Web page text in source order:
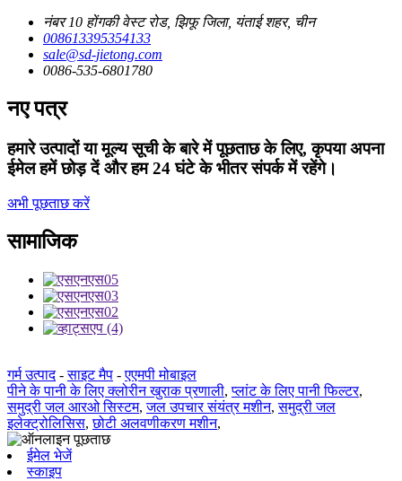
नंबर 10 होंगकी वेस्ट रोड, झिफू जिला, यंताई शहर, चीन
008613395354133
sale@sd-jietong.com
0086-535-6801780
नए पत्र
हमारे उत्पादों या मूल्य सूची के बारे में पूछताछ के लिए, कृपया अपना
ईमेल हमें छोड़ दें और हम 24 घंटे के भीतर संपर्क में रहेंगे।
अभी पूछताछ करें
सामाजिक
गर्म उत्पाद-साइट मैप -एएमपी मोबाइल
पीने के पानी के लिए क्लोरीन खुराक प्रणाली,प्लांट के लिए पानी फिल्टर,
समुद्री जल आरओ सिस्टम,जल उपचार संयंत्र मशीन,समुद्री जल
इलेक्ट्रोलिसिस,छोटी अलवणीकरण मशीन,
ईमेल भेजें
स्काइप